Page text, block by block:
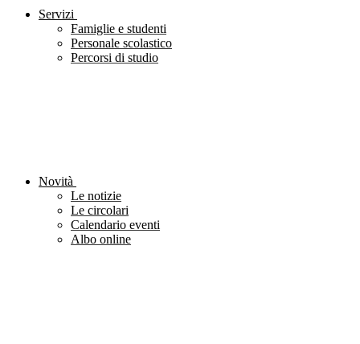
Servizi
Famiglie e studenti
Personale scolastico
Percorsi di studio
Novità
Le notizie
Le circolari
Calendario eventi
Albo online